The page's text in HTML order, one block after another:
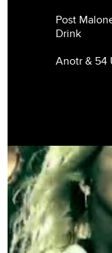
Post
Drink
Anotr & 54